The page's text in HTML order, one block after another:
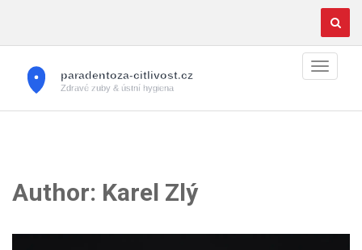
Author: Karel Zlý